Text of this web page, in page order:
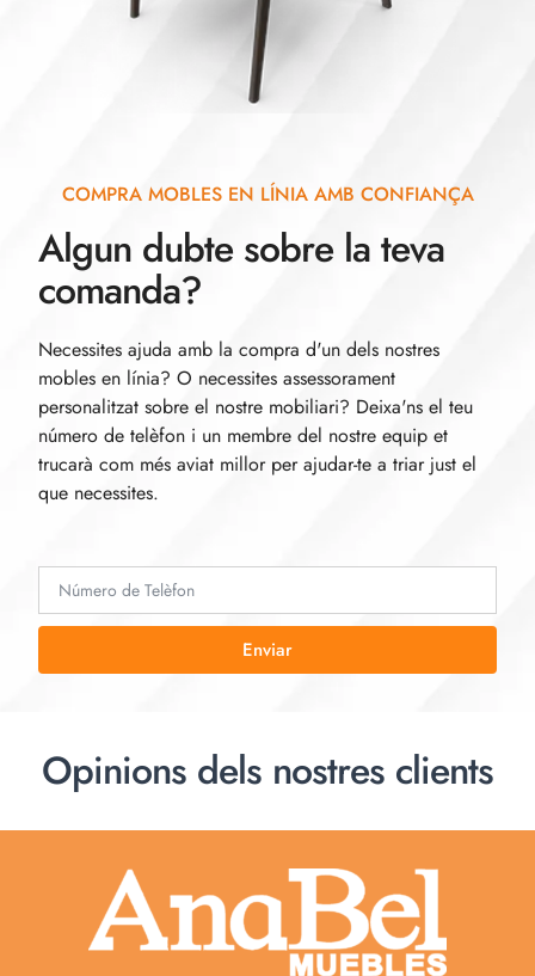
COMPRA MOBLES EN LÍNIA AMB CONFIANÇA
Algun dubte sobre la teva
comanda?
Necessites ajuda amb la compra d'un dels nostres
mobles en línia? O necessites assessorament
personalitzat sobre el nostre mobiliari? Deixa'ns el teu
número de telèfon i un membre del nostre equip et
trucarà com més aviat millor per ajudar-te a triar just el
que necessites.
Enviar
Opinions dels nostres clients